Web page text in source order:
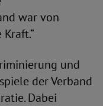
war von
und
der Verband
Dabei